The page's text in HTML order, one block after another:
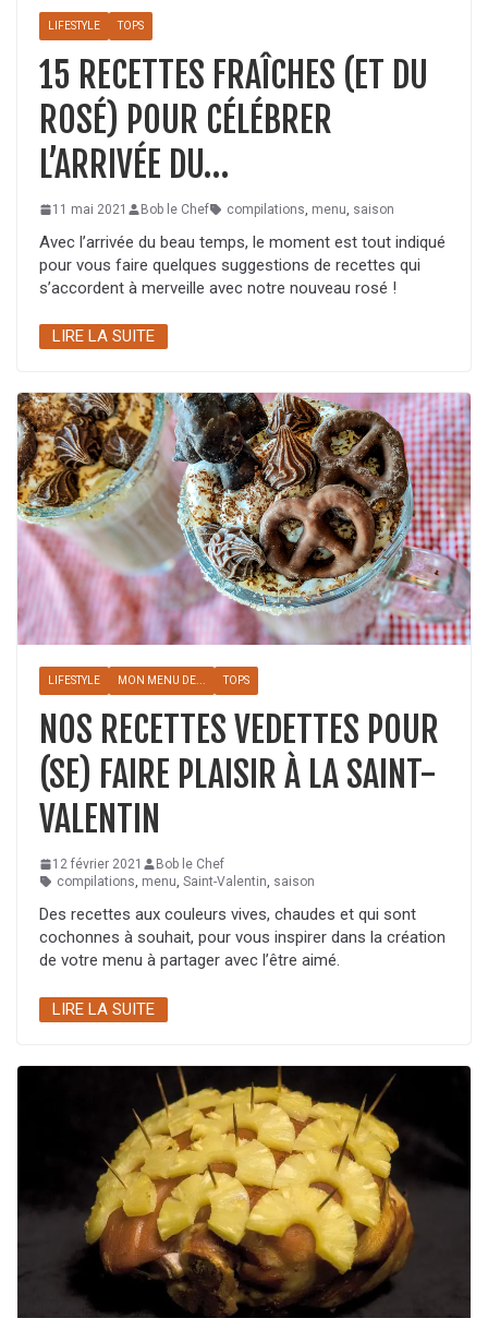
LIFESTYLE TOPS
15 RECETTES FRAÎCHES (ET DU
ROSÉ) POUR CÉLÉBRER
L’ARRIVÉE DU…
11 mai 2021 Bob le Chef compilations menu saison
Avec l’arrivée du beau temps, le moment est tout indiqué
pour vous faire quelques suggestions de recettes qui
s’accordent à merveille avec notre nouveau rosé !
LIRE LA SUITE
LIFESTYLE MON MENU DE... TOPS
NOS RECETTES VEDETTES POUR
(SE) FAIRE PLAISIR À LA SAINT-
VALENTIN
12 février 2021
Bob le Chef
compilations, menu, Saint-Valentin, saison
Des recettes aux couleurs vives, chaudes et qui sont
cochonnes à souhait, pour vous inspirer dans la création
de votre menu à partager avec l’être aimé.
LIRE LA SUITE